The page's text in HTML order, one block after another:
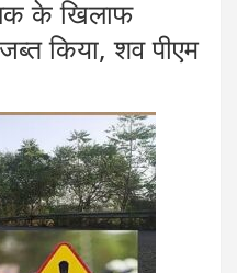
के खिलाफ
किया, शव पीएम